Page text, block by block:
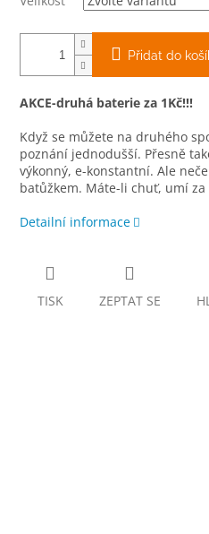
Přidat do
AKCE-druhá baterie za 1Kč!!!
Když se můžete na druhého
poznání jednodušší. Přesně
výkonný, e-konstantní. Ale
batůžkem. Máte-li chuť, umí
Detailní informace
TISK ZEPTAT SE